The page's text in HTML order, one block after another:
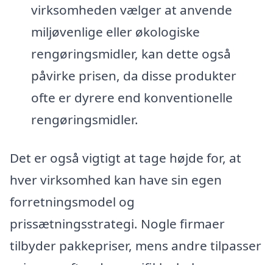
virksomheden vælger at anvende
miljøvenlige eller økologiske
rengøringsmidler, kan dette også
påvirke prisen, da disse produkter
ofte er dyrere end konventionelle
rengøringsmidler.
Det er også vigtigt at tage højde for, at
hver virksomhed kan have sin egen
forretningsmodel og
prissætningsstrategi. Nogle firmaer
tilbyder pakkepriser, mens andre tilpasser